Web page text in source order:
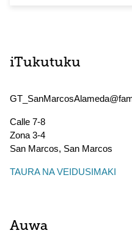
iTukutuku
Calle 7-8
Zona 3-4
San Marcos, San Marcos
TAURA NA VEIDUSIMAKI
Auwa